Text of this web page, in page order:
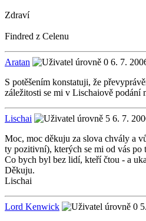
Zdraví
Findred z Celenu
Aratan
6. 7.
S potěšením konstatuji, že
záležitosti se mi v Lischaiově podání
Lischai
6. 7.
Moc, moc děkuju za slova chvály a
ty pozitivní), kterých se mi od vás po
Co bych byl bez lidí, kteří čtou - a
Děkuju.
Lischai
Lord Kenwick